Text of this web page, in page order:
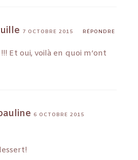
7 OCTOBRE 2015 RÉPONDRE
Et oui, voilà en quoi m’ont
6 OCTOBRE 2015